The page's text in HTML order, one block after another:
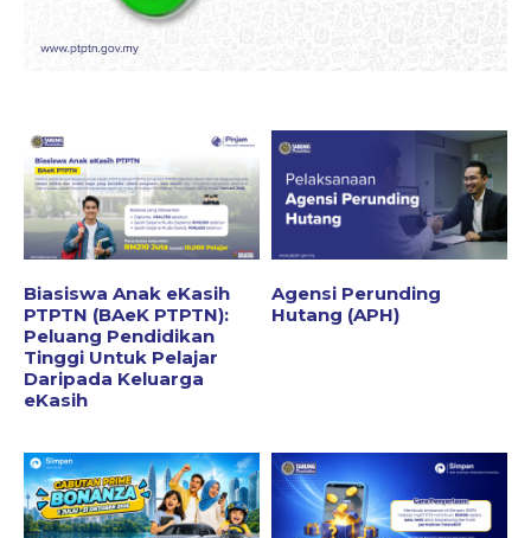
Biasiswa Anak eKasih
PTPTN (BAeK PTPTN):
Peluang Pendidikan
Tinggi Untuk Pelajar
Daripada Keluarga
eKasih
Agensi Perunding
Hutang (APH)